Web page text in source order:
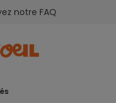
notre FAQ